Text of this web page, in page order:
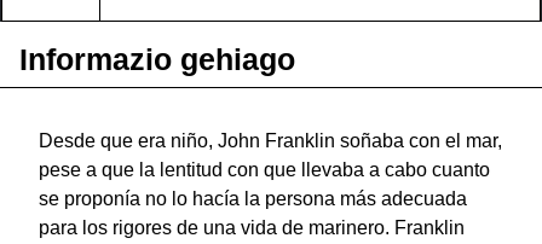
Informazio gehiago
Desde que era niño, John Franklin soñaba con el mar,
pese a que la lentitud con que llevaba a cabo cuanto
se proponía no lo hacía la persona más adecuada
para los rigores de una vida de marinero. Franklin